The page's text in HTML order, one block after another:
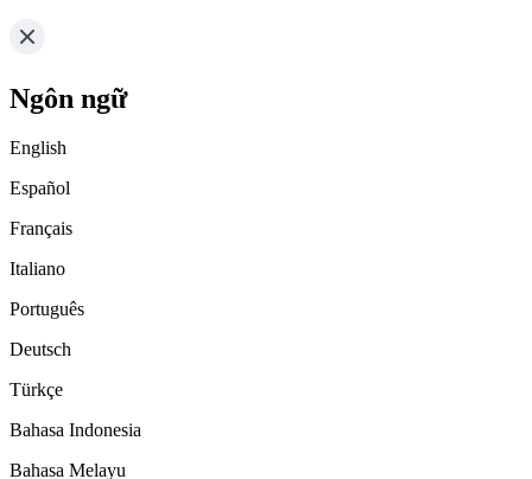
Ngôn ngữ
English
Español
Français
Italiano
Português
Deutsch
Türkçe
Bahasa Indonesia
Bahasa Melayu